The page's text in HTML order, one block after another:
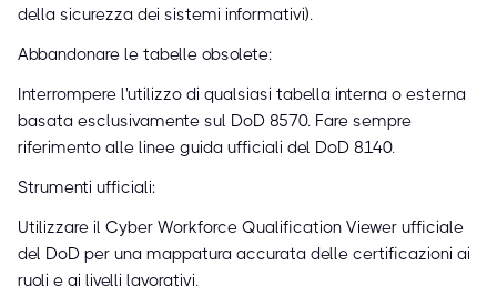
della sicurezza dei sistemi informativi).
Abbandonare le tabelle obsolete:
Interrompere l'utilizzo di qualsiasi tabella interna o esterna
basata esclusivamente sul DoD 8570. Fare sempre
riferimento alle linee guida ufficiali del DoD 8140.
Strumenti ufficiali:
Utilizzare il Cyber Workforce Qualification Viewer ufficiale
del DoD per una mappatura accurata delle certificazioni ai
ruoli e ai livelli lavorativi.